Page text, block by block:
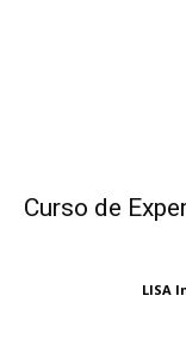
Curso de
LISA